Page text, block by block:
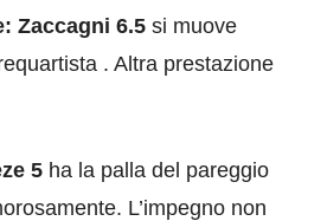
Zaccagni 6.5 si muove
. Altra prestazione
5 ha la palla del pareggio
L’impegno non